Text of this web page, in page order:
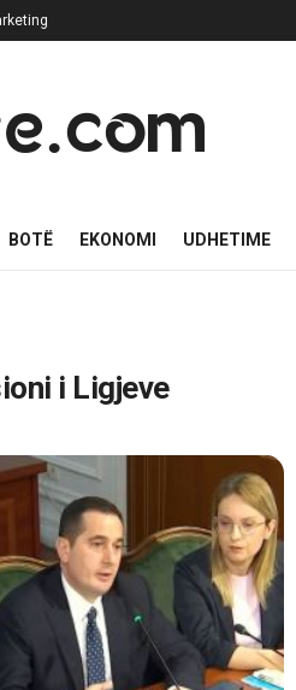
BOTË EKONOMI UDHETIME
i Ligjeve